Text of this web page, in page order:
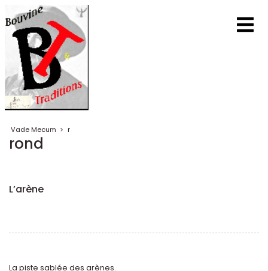
Vade Mecum > r
rond
L’arène
La piste sablée des arènes.